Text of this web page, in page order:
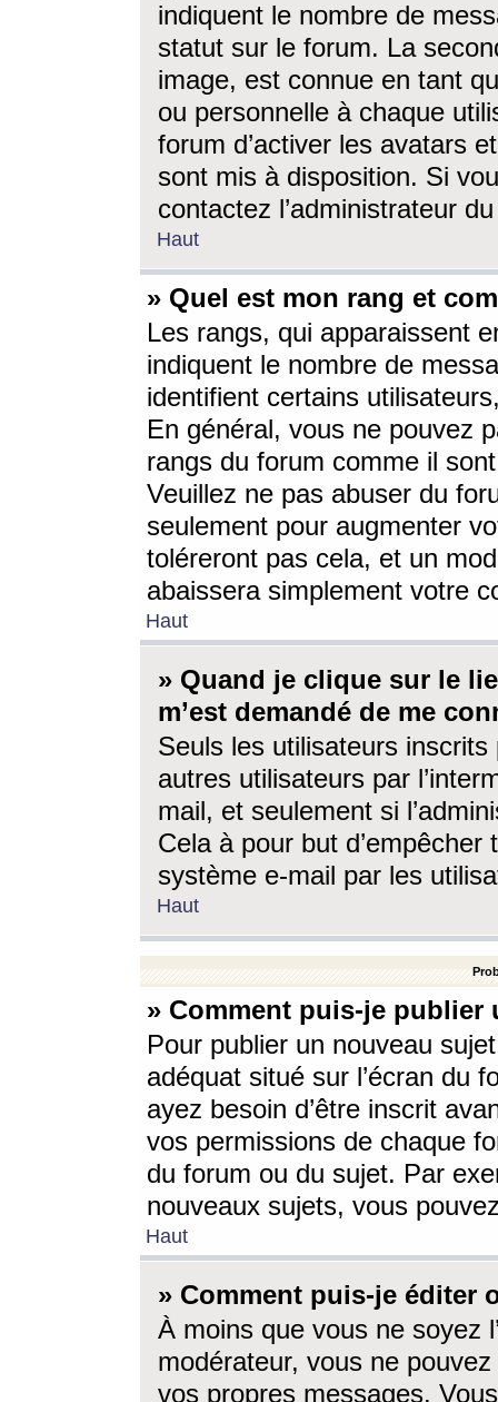
indiquent le nombre de
statut sur le forum. La
image, est connue en tant
ou personnelle à chaque
forum d’activer les avatars
sont mis à disposition. Si
contactez l’administrateur
Haut
» Quel est mon rang et
Les rangs, qui apparaissent
indiquent le nombre de
identifient certains
En général, vous ne pouvez
rangs du forum comme il
Veuillez ne pas abuser du
seulement pour augmenter
toléreront pas cela, et un
abaissera simplement votre
Haut
» Quand je clique sur le
m’est demandé de me
Seuls les utilisateurs
autres utilisateurs par
mail, et seulement si
Cela à pour but
système e-mail par les
Haut
» Comment puis-je
Pour publier un nouveau
adéquat situé sur l’écran du
ayez besoin d’être inscrit
vos permissions de chaque
du forum ou du sujet. Par
nouveaux sujets, vous
Haut
» Comment puis-je éditer
À moins que vous ne soyez
modérateur, vous ne
vos propres messages.